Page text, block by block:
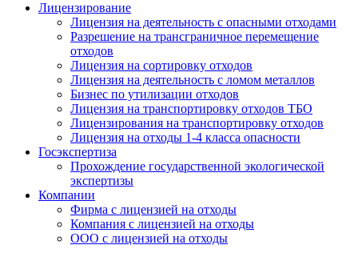
Лицензирование
Лицензия на деятельность с опасными отходами
Разрешение на трансграничное перемещение
отходов
Лицензия на сортировку отходов
Лицензия на деятельность с ломом металлов
Бизнес по утилизации отходов
Лицензия на транспортировку отходов ТБО
Лицензирования на транспортировку отходов
Лицензия на отходы 1-4 класса опасности
Госэкспертиза
Прохождение государственной экологической
экспертизы
Компании
Фирма с лицензией на отходы
Компания с лицензией на отходы
ООО с лицензией на отходы